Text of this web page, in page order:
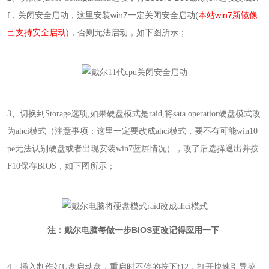
f，关闭安全启动，这里安装win7一定关闭安全启动(本站win7新镜像
己支持安全启动)，否则无法启动，如下图所示；
3、切换到Storage选项,如果硬盘模式是raid,将sata operatior硬盘模式改
为ahci模式（注意事项：这里一定要改成ahci模式，要不有可能win10
pe无法认别硬盘或者出现安装win7蓝屏情况），改了后选择退出并按
F10保存BIOS，如下图所示；
注：戴尔电脑每做一步BIOS更改记得应用一下
4 、插入制作好U盘启动盘，重启时不停的按下f12，打开快速引导菜